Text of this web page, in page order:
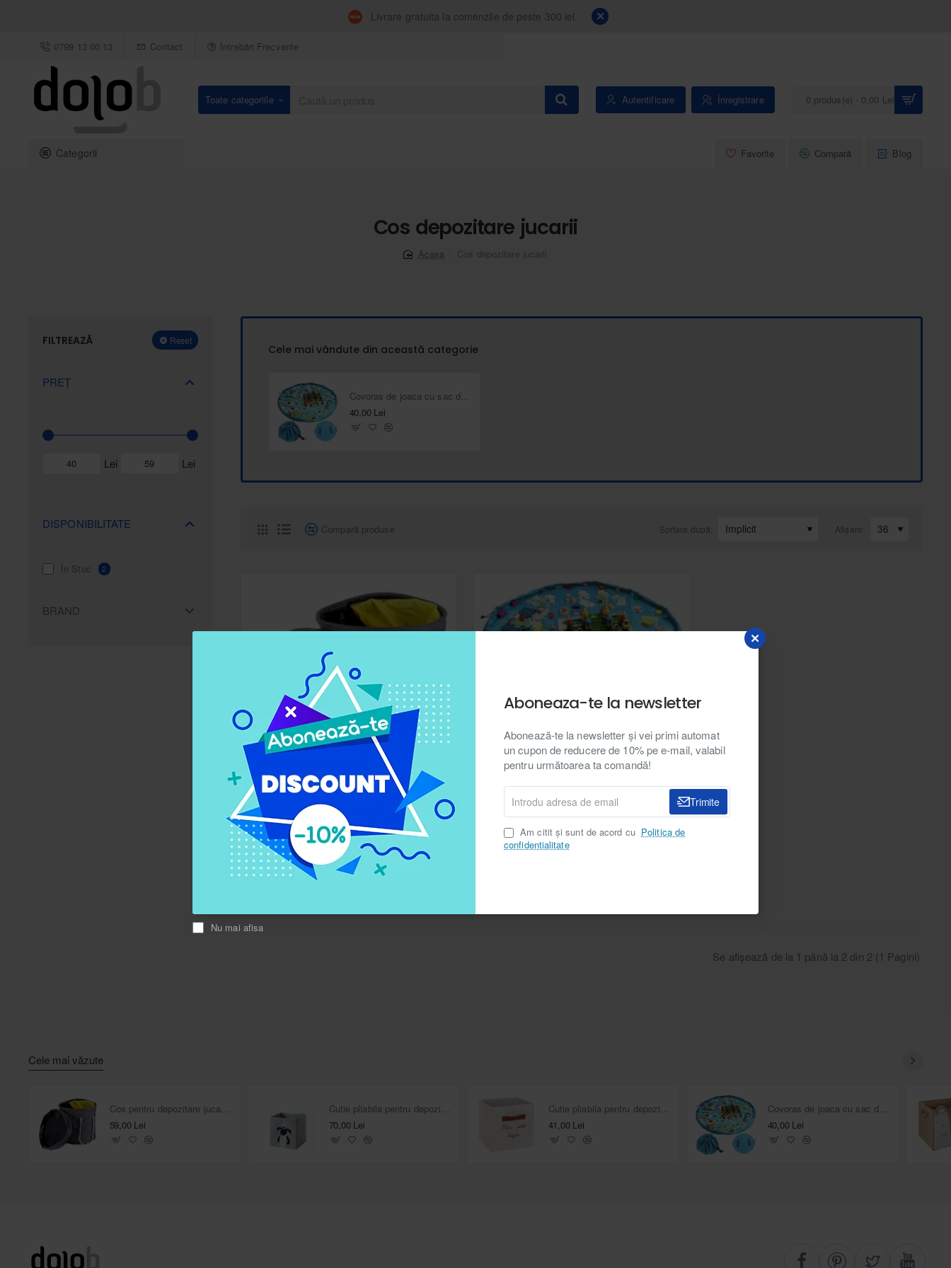
Aboneaza-te la newsletter
Abonează-te la newsletter și vei primi automat
un cupon de reducere de 10% pe e-mail, valabil
pentru următoarea ta comandă!
Introdu
adresa
de
email
Trimite
Am citit și sunt de acord cu Politica de
confidentialitate
Nu mai afisa
Livrare gratuita la comenzile de peste 300 lei.
0799 13 00 13 Contact Întrebări Frecvente
Toate categoriile
Caută
Autentificare Înregistrare 0 produs(e) - 0,00 Lei
Categorii Favorite Compară Blog
Cos depozitare jucarii
Cos depozitare jucarii
FILTREAZĂ Reset
PREȚ
Lei Lei
DISPONIBILITATE
În Stoc 2
BRAND
Cele mai vândute din această categorie
40,00 Lei
Compară produse Sortare după: Afișare:
NOU
În Stoc Dolo.ro
Cos pentru depozitare jucarii cu covoras de
joaca 2 în 1
59,00 Lei
Adaugă în Coș
Selling fast
Dolo.ro
Covoras de joaca cu sac depozitare jucarii 2
în 1, albastru
Se afişează de la 1 până la 2 din 2 (1 Pagini)
Cele mai văzute
59,00 Lei
70,00 Lei
41,00 Lei
40,00 Lei